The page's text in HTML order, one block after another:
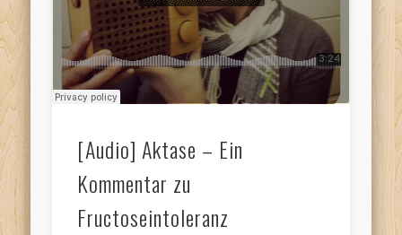
[Audio] Aktase – Ein
Kommentar zu
Fructoseintoleranz